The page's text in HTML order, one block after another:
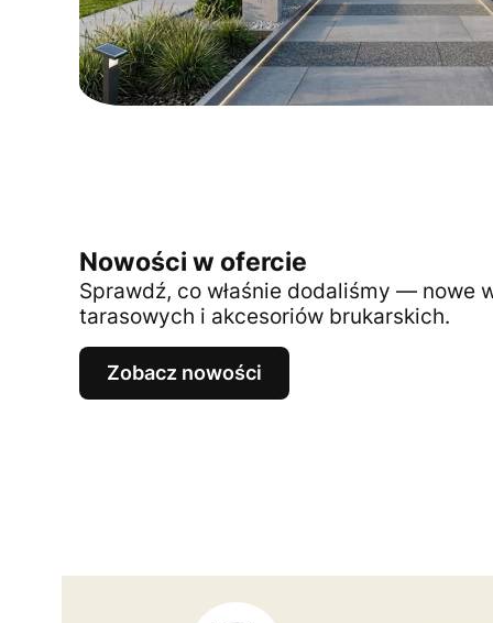
Nowości w ofercie
Sprawdź, co właśnie dodaliśmy — nowe
tarasowych i akcesoriów brukarskich.
Zobacz nowości